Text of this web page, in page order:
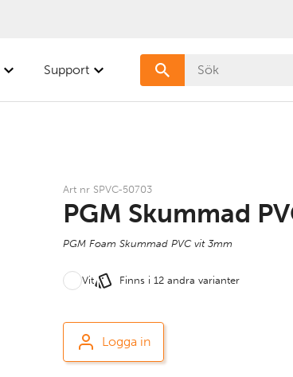
Support
Art nr SPVC-50703
PGM Skummad
PGM Foam Skummad PVC vit 3mm
Vit Finns i 12 andra varianter
Logga in